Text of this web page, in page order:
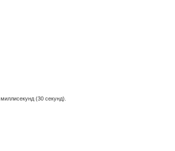
миллисекунд (30 секунд).